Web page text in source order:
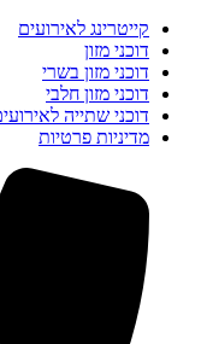
קייטרינג לאירועים
דוכני מזון
דוכני מזון בשרי
דוכני מזון חלבי
דוכני שתייה לאירועים
מדיניות פרטיות